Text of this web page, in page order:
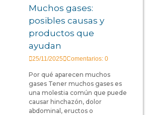
Muchos gases:
posibles causas y
productos que
ayudan
25/11/2025 Comentarios: 0
Por qué aparecen muchos
gases Tener muchos gases es
una molestia común que puede
causar hinchazón, dolor
abdominal, eructos o